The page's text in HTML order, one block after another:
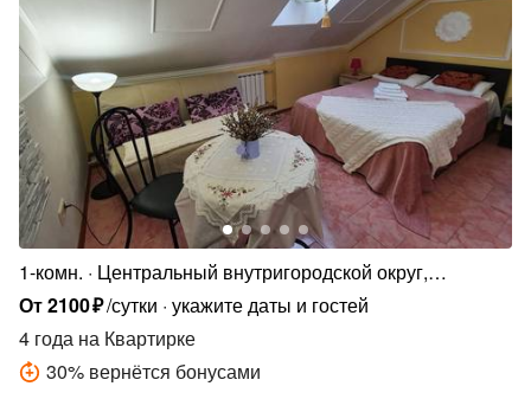
1-комн.
Центральный внутригородской округ,
микрорайон Дубинка, улица КИМ, 141
От2100₽/сутки укажите даты и гостей
4 года на Квартирке
30% вернётся бонусами